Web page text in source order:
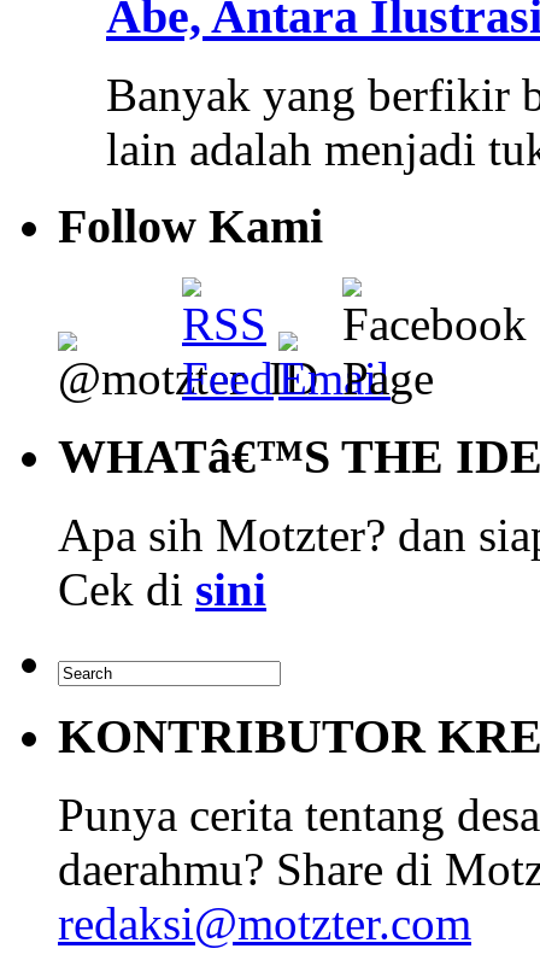
Abe, Antara
Banyak yang berfikir
lain adalah menjadi
Follow Kami
WHATâ€™S THE
Apa sih Motzter? dan
Cek di sini
KONTRIBUTOR
Punya cerita tentang
daerahmu? Share di
redaksi@motzter.com